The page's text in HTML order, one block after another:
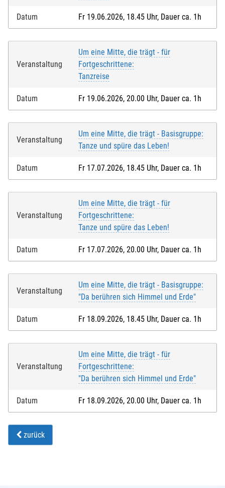
Datum Fr 19.06.2026, 18.45 Uhr, Dauer ca. 1h
Veranstaltung
Um eine Mitte, die trägt - für
Fortgeschrittene:
Tanzreise
Datum Fr 19.06.2026, 20.00 Uhr, Dauer ca. 1h
Veranstaltung
Um eine Mitte, die trägt - Basisgruppe:
Tanze und spüre das Leben!
Datum Fr 17.07.2026, 18.45 Uhr, Dauer ca. 1h
Veranstaltung
Um eine Mitte, die trägt - für
Fortgeschrittene:
Tanze und spüre das Leben!
Datum Fr 17.07.2026, 20.00 Uhr, Dauer ca. 1h
Veranstaltung
Um eine Mitte, die trägt - Basisgruppe:
"Da berühren sich Himmel und Erde"
Datum Fr 18.09.2026, 18.45 Uhr, Dauer ca. 1h
Veranstaltung
Um eine Mitte, die trägt - für
Fortgeschrittene:
"Da berühren sich Himmel und Erde"
Datum Fr 18.09.2026, 20.00 Uhr, Dauer ca. 1h
zurück